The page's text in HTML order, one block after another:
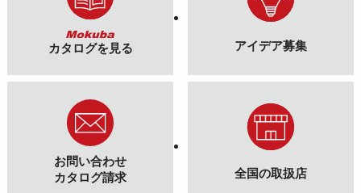
カタログを見る アイデア募集
お問い合わせ
カタログ請求
全国の取扱店